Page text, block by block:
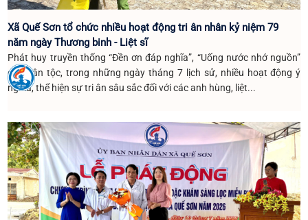
Xã Quế Sơn tổ chức nhiều hoạt động tri ân nhân kỷ niệm 79
năm ngày Thương binh - Liệt sĩ
Phát huy truyền thống “Đền ơn đáp nghĩa”, “Uống nước nhớ nguồn”
của dân tộc, trong những ngày tháng 7 lịch sử, nhiều hoạt động ý
nghĩa, thể hiện sự tri ân sâu sắc đối với các anh hùng, liệt...